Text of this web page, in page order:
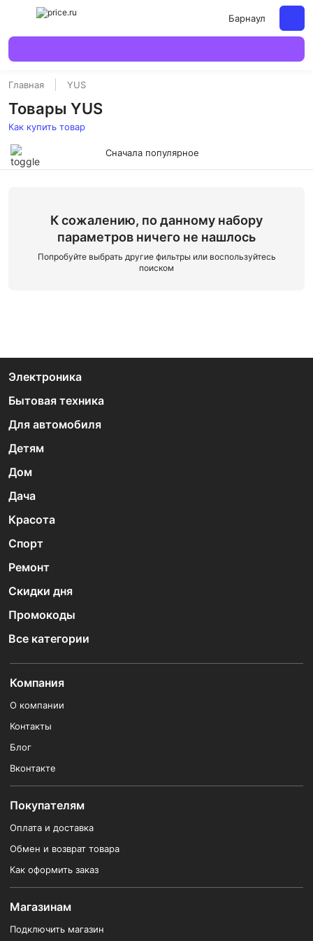
Барнаул
Главная YUS
Товары YUS
Как купить товар
Сначала популярное
К сожалению, по данному набору
параметров ничего не нашлось
Попробуйте выбрать другие фильтры или воспользуйтесь
поиском
Электроника
Бытовая техника
Для автомобиля
Детям
Дом
Дача
Красота
Спорт
Ремонт
Скидки дня
Промокоды
Все категории
Компания
О компании
Контакты
Блог
Вконтакте
Покупателям
Оплата и доставка
Обмен и возврат товара
Как оформить заказ
Магазинам
Подключить магазин